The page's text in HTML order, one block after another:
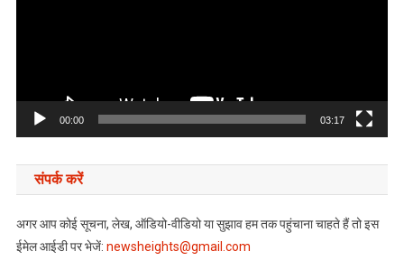
00:00 03:17
संपर्क करें
अगर आप कोई सूचना, लेख, ऑडियो-वीडियो या सुझाव हम तक पहुंचाना चाहते हैं तो इस
ईमेल आईडी पर भेजें: newsheights@gmail.com